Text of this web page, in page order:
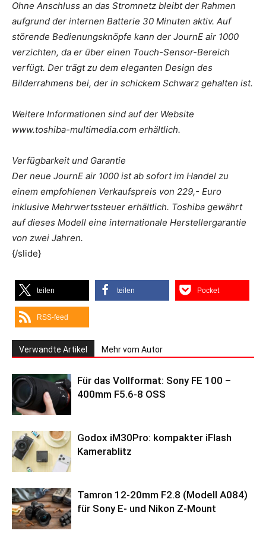
Ohne Anschluss an das Stromnetz bleibt der Rahmen
aufgrund der internen Batterie 30 Minuten aktiv. Auf
störende Bedienungsknöpfe kann der JournE air 1000
verzichten, da er über einen Touch-Sensor-Bereich
verfügt. Der trägt zu dem eleganten Design des
Bilderrahmens bei, der in schickem Schwarz gehalten ist.
Weitere Informationen sind auf der Website
www.toshiba-multimedia.com erhältlich.
Verfügbarkeit und Garantie
Der neue JournE air 1000 ist ab sofort im Handel zu
einem empfohlenen Verkaufspreis von 229,- Euro
inklusive Mehrwertssteuer erhältlich. Toshiba gewährt
auf dieses Modell eine internationale Herstellergarantie
von zwei Jahren.
{/slide}
teilen teilen Pocket
RSS-feed
Verwandte Artikel Mehr vom Autor
Für das Vollformat: Sony FE 100 –
400mm F5.6-8 OSS
Godox iM30Pro: kompakter iFlash
Kamerablitz
Tamron 12-20mm F2.8 (Modell A084)
für Sony E- und Nikon Z-Mount